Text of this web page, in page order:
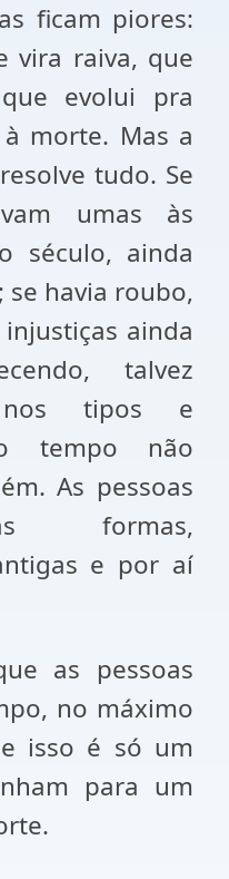
ficam piores:
vira raiva, que
evolui pra
morte. Mas a
tudo. Se
umas às
século, ainda
havia roubo,
ainda
talvez
nos tipos e
tempo não
As pessoas
formas,
e por aí
as pessoas
no máximo
isso é só um
para um